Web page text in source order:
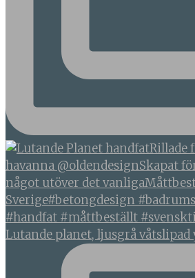
Lutande planet, ljusgrå